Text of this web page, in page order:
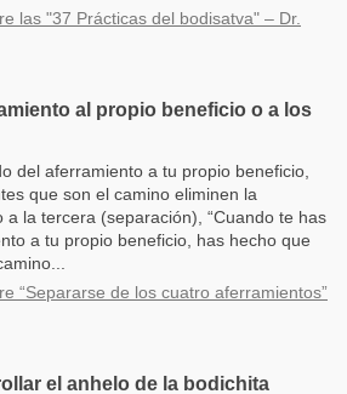
las "37 Prácticas del bodisatva" – Dr.
al propio beneficio o a los
del aferramiento a tu propio beneficio,
que son el camino eliminen la
a la tercera (separación), “Cuando te has
a tu propio beneficio, has hecho que
“Separarse de los cuatro aferramientos”
el anhelo de la bodichita